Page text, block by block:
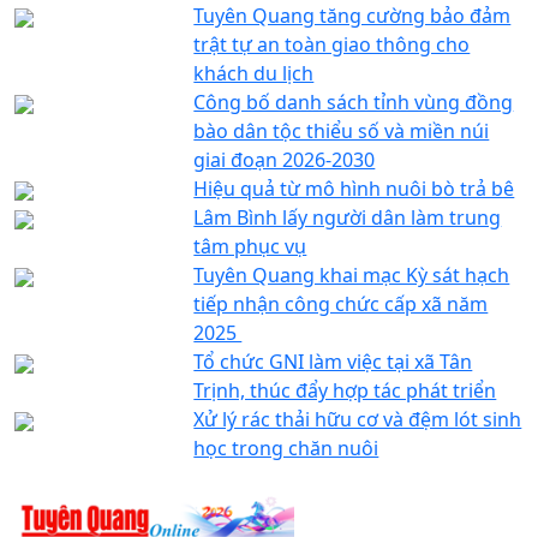
Tuyên Quang tăng cường bảo đảm
trật tự an toàn giao thông cho
khách du lịch
Công bố danh sách tỉnh vùng đồng
bào dân tộc thiểu số và miền núi
giai đoạn 2026-2030
Hiệu quả từ mô hình nuôi bò trả bê
Lâm Bình lấy người dân làm trung
tâm phục vụ
Tuyên Quang khai mạc Kỳ sát hạch
tiếp nhận công chức cấp xã năm
2025 ​
Tổ chức GNI làm việc tại xã Tân
Trịnh, thúc đẩy hợp tác phát triển
Xử lý rác thải hữu cơ và đệm lót sinh
học trong chăn nuôi